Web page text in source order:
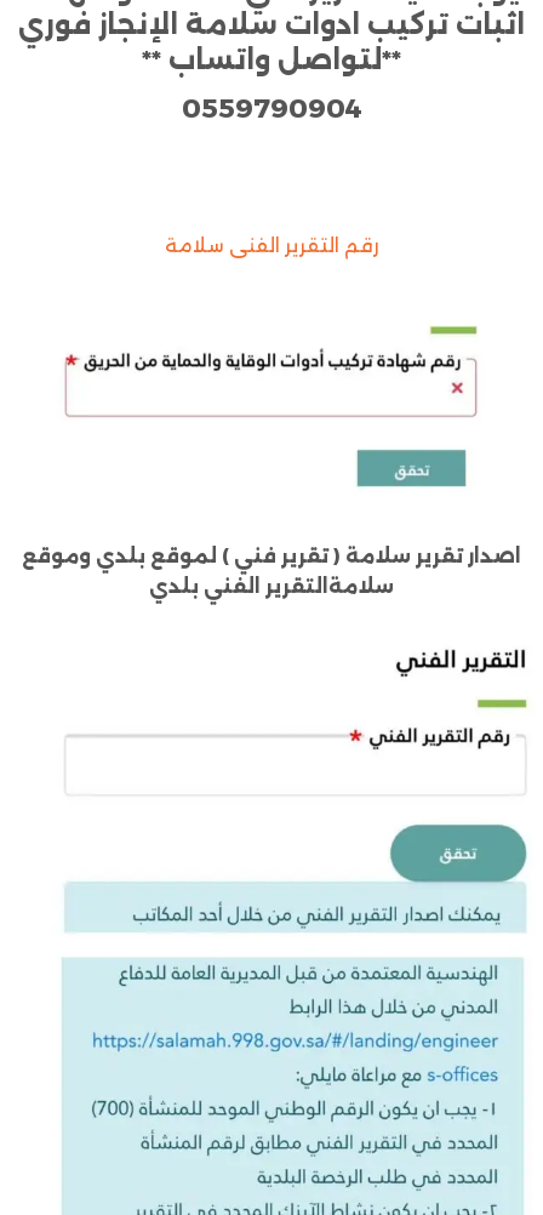
اثبات تركيب ادوات سلامة الإنجاز فوري
**لتواصل واتساب **
0559790904
رقم التقرير الفني سلامة
اصدار تقرير سلامة ( تقرير فني ) لموقع بلدي وموقع
سلامةالتقرير الفني بلدي